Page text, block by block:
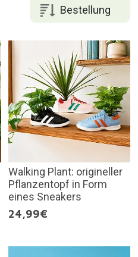
Bestellung
Walking Plant: origineller
Pflanzentopf in Form
eines Sneakers
24,99€